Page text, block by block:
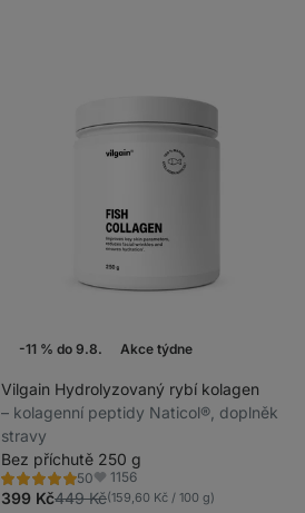
-11 % do 9.8. Akce týdne
Vilgain Hydrolyzovaný rybí kolagen
⁠–⁠ kolagenní peptidy Naticol®, doplněk
stravy
Bez příchutě 250 g
50
Hodnocení
4.9/5,
50
Oblíbené
1156
399 Kč449 Kč(159,60 Kč / 100 g)